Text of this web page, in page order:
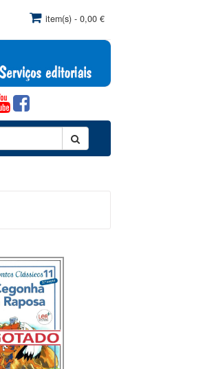
item(s) - 0,00 €
pela Papa-Letras, de acordo com as